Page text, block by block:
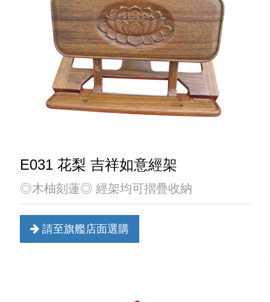
E031 花梨 吉祥如意經架
◎木柚刻蓮◎ 經架均可摺疊收納
請至旗艦店面選購